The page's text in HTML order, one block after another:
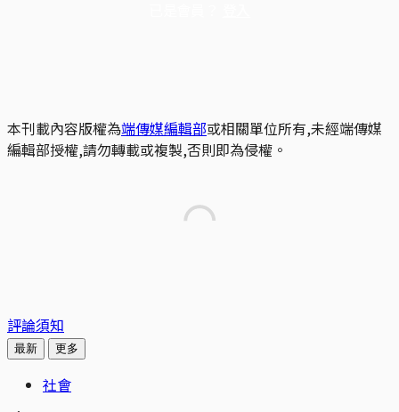
本刊載內容版權為端傳媒編輯部或相關單位所有,未經端傳媒
編輯部授權,請勿轉載或複製,否則即為侵權。
評論須知
最新 更多
社會